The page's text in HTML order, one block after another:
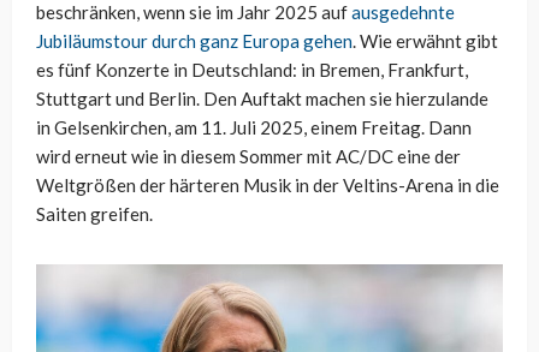
beschränken, wenn sie im Jahr 2025 aufausgedehnte
Jubiläumstour durch ganz Europa gehen. Wie erwähnt gibt
es fünf Konzerte in Deutschland: in Bremen, Frankfurt,
Stuttgart und Berlin. Den Auftakt machen sie hierzulande
in Gelsenkirchen, am 11. Juli 2025, einem Freitag. Dann
wird erneut wie in diesem Sommer mit AC/DC eine der
Weltgrößen der härteren Musik in der Veltins-Arena in die
Saiten greifen.